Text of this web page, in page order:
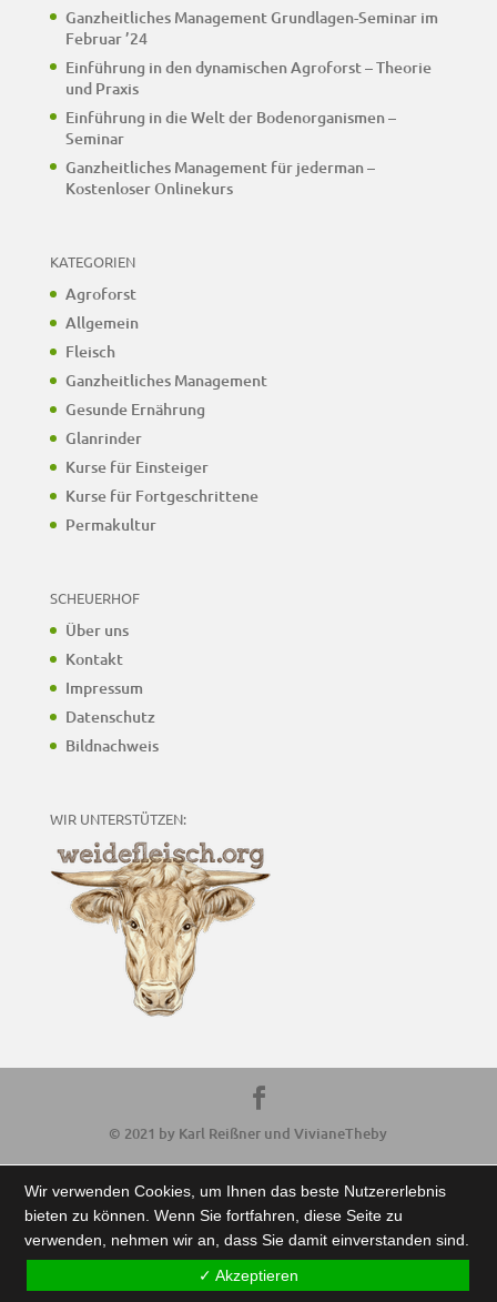
Ganzheitliches Management Grundlagen-Seminar im
Februar ’24
Einführung in den dynamischen Agroforst – Theorie
und Praxis
Einführung in die Welt der Bodenorganismen –
Seminar
Ganzheitliches Management für jederman –
Kostenloser Onlinekurs
KATEGORIEN
Agroforst
Allgemein
Fleisch
Ganzheitliches Management
Gesunde Ernährung
Glanrinder
Kurse für Einsteiger
Kurse für Fortgeschrittene
Permakultur
SCHEUERHOF
Über uns
Kontakt
Impressum
Datenschutz
Bildnachweis
WIR UNTERSTÜTZEN:
© 2021 by Karl Reißner und VivianeTheby
Wir verwenden Cookies, um Ihnen das beste Nutzererlebnis
bieten zu können. Wenn Sie fortfahren, diese Seite zu
verwenden, nehmen wir an, dass Sie damit einverstanden sind.
✓ Akzeptieren